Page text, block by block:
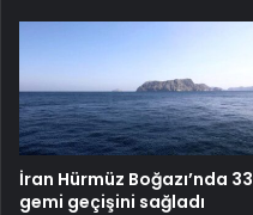
İran Hürmüz Boğazı’nda 33
gemi geçişini sağladı